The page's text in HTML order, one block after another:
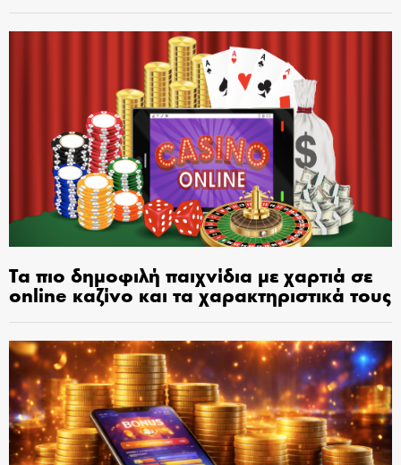
Τα πιο δημοφιλή παιχνίδια με χαρτιά σε
online καζίνο και τα χαρακτηριστικά τους